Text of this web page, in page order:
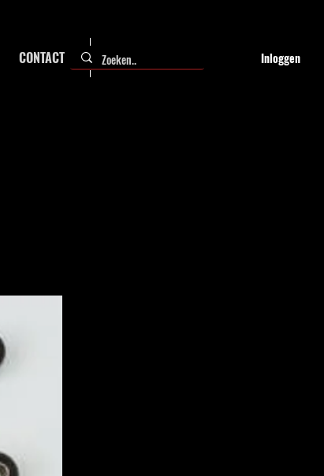
CONTACT FAQ Inloggen